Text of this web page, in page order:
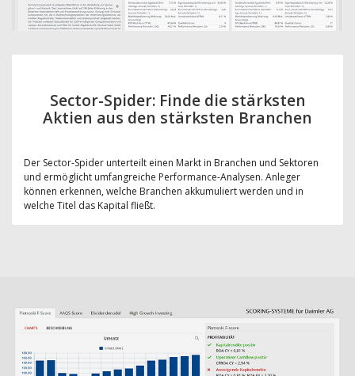
Sector-Spider: Finde die stärksten
Aktien aus den stärksten Branchen
Der Sector-Spider unterteilt einen Markt in Branchen und Sektoren
und ermöglicht umfangreiche Performance-Analysen. Anleger
können erkennen, welche Branchen akkumuliert werden und in
welche Titel das Kapital fließt.